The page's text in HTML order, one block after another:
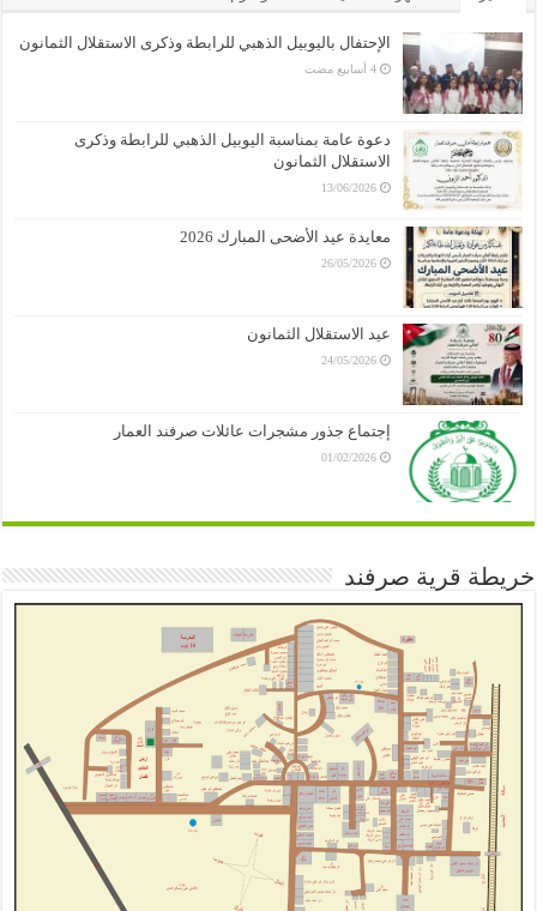
الإحتفال باليوبيل الذهبي للرابطة وذكرى الاستقلال الثمانون
‏4 أسابيع مضت
دعوة عامة بمناسبة اليوبيل الذهبي للرابطة وذكرى
الاستقلال الثمانون
13/06/2026
معايدة عيد الأضحى المبارك 2026
26/05/2026
عيد الاستقلال الثمانون
24/05/2026
إجتماع جذور مشجرات عائلات صرفند العمار
01/02/2026
خريطة قرية صرفند